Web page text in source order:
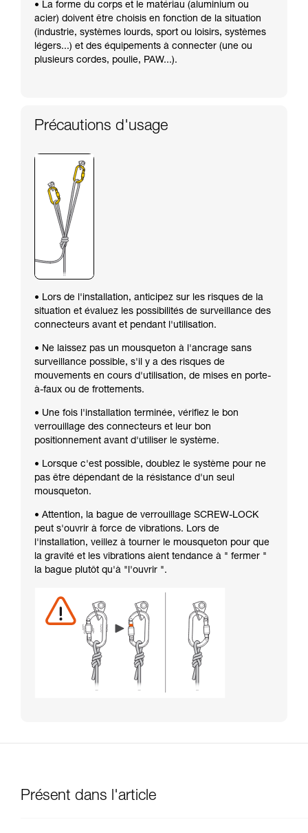
• La forme du corps et le matériau (aluminium ou
acier) doivent être choisis en fonction de la situation
(industrie, systèmes lourds, sport ou loisirs, systèmes
légers...) et des équipements à connecter (une ou
plusieurs cordes, poulie, PAW...).
Précautions d'usage
• Lors de l'installation, anticipez sur les risques de la
situation et évaluez les possibilités de surveillance des
connecteurs avant et pendant l'utilisation.
• Ne laissez pas un mousqueton à l'ancrage sans
surveillance possible, s'il y a des risques de
mouvements en cours d'utilisation, de mises en porte-
à-faux ou de frottements.
• Une fois l'installation terminée, vérifiez le bon
verrouillage des connecteurs et leur bon
positionnement avant d'utiliser le système.
• Lorsque c'est possible, doublez le système pour ne
pas être dépendant de la résistance d'un seul
mousqueton.
• Attention, la bague de verrouillage SCREW-LOCK
peut s'ouvrir à force de vibrations. Lors de
l'installation, veillez à tourner le mousqueton pour que
la gravité et les vibrations aient tendance à " fermer "
la bague plutôt qu'à "l'ouvrir ".
Présent dans l'article